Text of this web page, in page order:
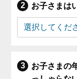
お子さまは
お子さまの